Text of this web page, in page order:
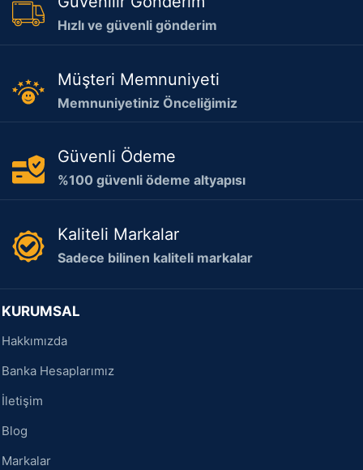
Hızlı ve güvenli gönderim
Müşteri Memnuniyeti
Memnuniyetiniz Önceliğimiz
Güvenli Ödeme
%100 güvenli ödeme altyapısı
Kaliteli Markalar
Sadece bilinen kaliteli markalar
KURUMSAL
Hakkımızda
Banka Hesaplarımız
İletişim
Blog
Markalar